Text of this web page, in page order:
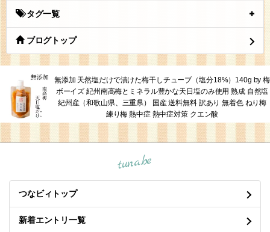
タグ一覧
ブログトップ
無添加 天然塩だけで漬けた梅干しチューブ（塩分18%）140g by 梅
ボーイズ 紀州南高梅とミネラル豊かな天日塩のみ使用 熟成 自然塩
紀州産（和歌山県、三重県） 国産 送料無料 訳あり 無着色 ねり梅
練り梅 熱中症 熱中症対策 クエン酸
tuna.be
つなビィトップ
新着エントリ一覧